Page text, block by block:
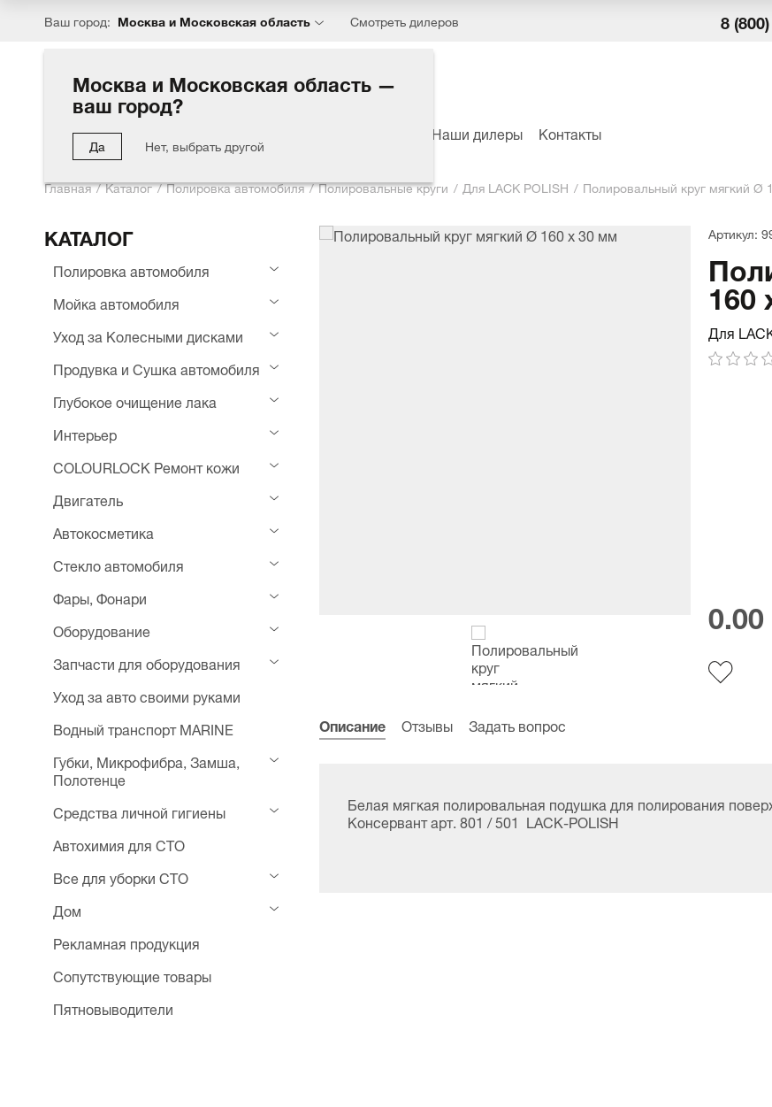
Ваш город: Москва и Московская область
Москва и Московская область —
ваш город?
Да Нет, выбрать другой
Смотреть дилеров 8
Каталог Хиты Наши дилеры Контакты
Главная Каталог Полировка автомобиля Полировальные круги Для LACK POLISH Полировальный круг мягкий Ø
КАТАЛОГ
Полировка автомобиля
Мойка автомобиля
Уход за Колесными дисками
Продувка и Сушка автомобиля
Глубокое очищение лака
Интерьер
COLOURLOCK Ремонт кожи
Двигатель
Автокосметика
Стекло автомобиля
Фары, Фонари
Оборудование
Запчасти для оборудования
Уход за авто своими руками
Водный транспорт MARINE
Губки, Микрофибра, Замша,
Полотенце
Средства личной гигиены
Автохимия для СТО
Все для уборки СТО
Дом
Рекламная продукция
Сопутствующие товары
Пятновыводители
Артикул:
160
Для
Описание Отзывы Задать вопрос
Белая мягкая полировальная подушка для полирования
Консервант арт. 801 / 501 LACK-POLISH